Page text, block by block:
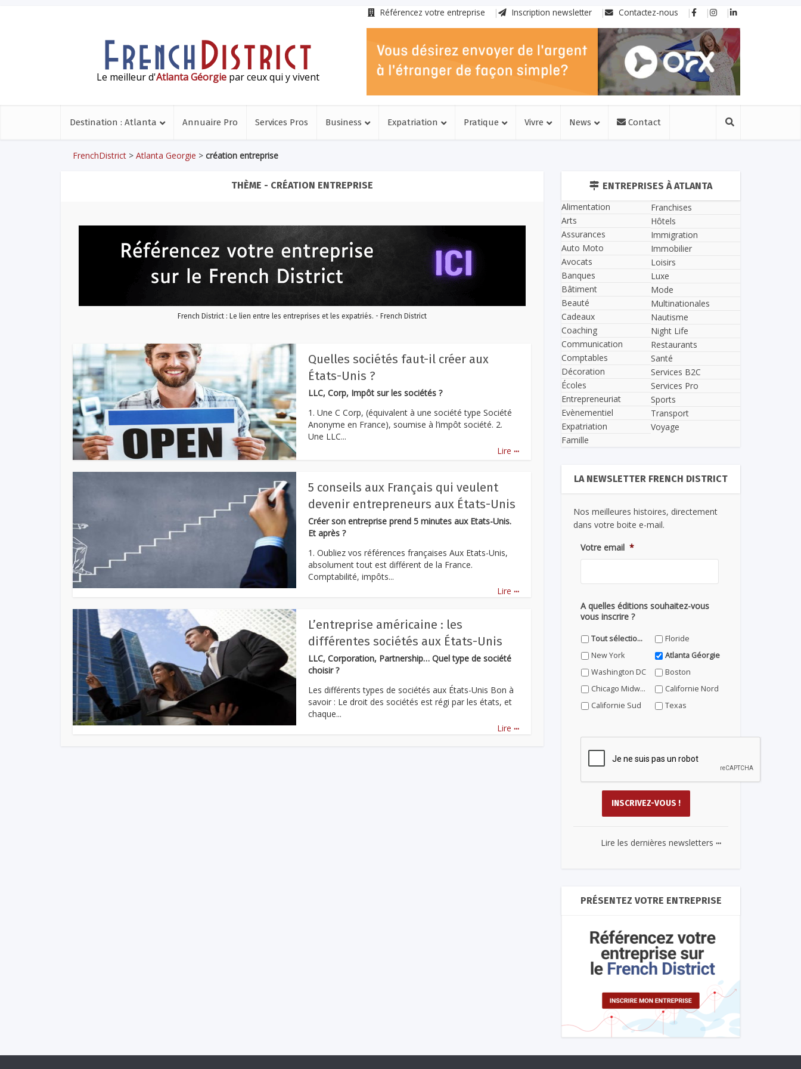
Référencez votre entreprise Inscription newsletter Contactez-nous
Le meilleur d'Atlanta Géorgie par ceux qui y vivent
Destination : Atlanta Annuaire Pro Services Pros Business Expatriation Pratique Vivre News Contact
FrenchDistrict > Atlanta Georgie > création entreprise
THÈME - CRÉATION ENTREPRISE
French District : Le lien entre les entreprises et les expatriés. - French District
Quelles sociétés faut-il créer aux
États-Unis ?
LLC, Corp, Impôt sur les sociétés ?
1. Une C Corp, (équivalent à une société type Société
Anonyme en France), soumise à l’impôt société. 2.
Une LLC...
Lire ...
5 conseils aux Français qui veulent
devenir entrepreneurs aux États-Unis
Créer son entreprise prend 5 minutes aux Etats-Unis.
Et après ?
1. Oubliez vos références françaises Aux Etats-Unis,
absolument tout est différent de la France.
Comptabilité, impôts...
Lire ...
L’entreprise américaine : les
différentes sociétés aux États-Unis
LLC, Corporation, Partnership… Quel type de société
choisir ?
Les différents types de sociétés aux États-Unis Bon à
savoir : Le droit des sociétés est régi par les états, et
chaque...
Lire ...
ENTREPRISES À ATLANTA
Alimentation
Arts
Assurances
Auto Moto
Avocats
Banques
Bâtiment
Beauté
Cadeaux
Coaching
Communication
Comptables
Décoration
Écoles
Entrepreneuriat
Evènementiel
Expatriation
Famille
Franchises
Hôtels
Immigration
Immobilier
Loisirs
Luxe
Mode
Multinationales
Nautisme
Night Life
Restaurants
Santé
Services B2C
Services Pro
Sports
Transport
Voyage
LA NEWSLETTER FRENCH DISTRICT
Nos meilleures histoires, directement
dans votre boite e-mail.
Votre email *
A quelles éditions souhaitez-vous
vous inscrire ?
Tout sélectionner
Floride
New York
Atlanta Géorgie
Washington DC
Boston
Chicago Midwest
Californie Nord
Californie Sud
Texas
Lire les dernières newsletters ...
PRÉSENTEZ VOTRE ENTREPRISE